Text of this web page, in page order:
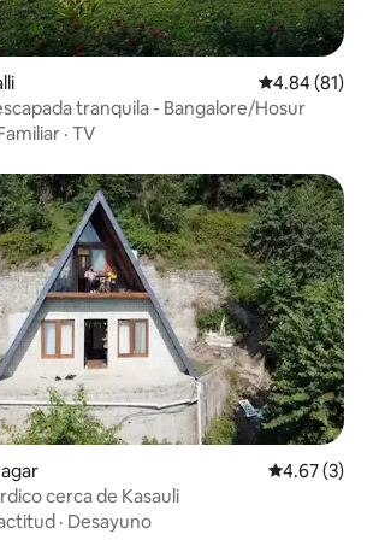
Calificación
4.84 (81)
tranquila - Bangalore/Hosur
· TV
Calificación
4.67 (3)
cerca de Kasauli
· Desayuno